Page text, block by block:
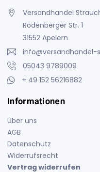
Versandhandel
Rodenberger Str. 1
31552 Apelern
info@versandhandel-
05043 9789009
+ 49 152 56216882
Informationen
Über uns
AGB
Datenschutz
Widerrufsrecht
Vertrag widerrufen